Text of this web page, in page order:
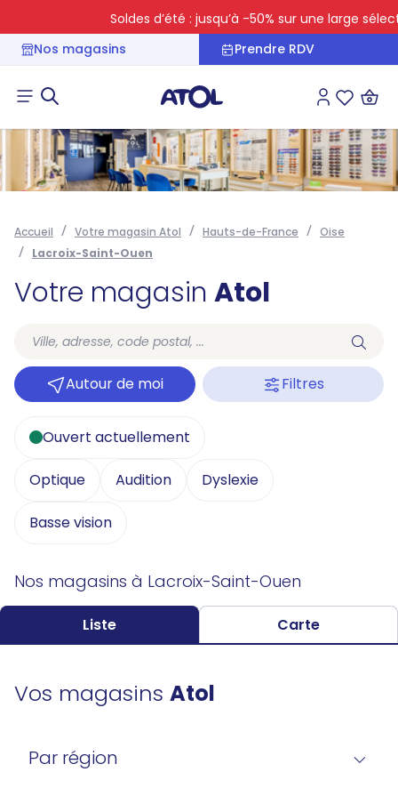
Soldes d’été : jusqu’à -50% sur une large
Nos magasins
Prendre RDV
Connexion
Accueil Votre magasin Atol Hauts-de-France
Oise
Lacroix-Saint-Ouen
Votre magasin Atol
Autour de moi Filtres
Ouvert actuellement
Optique Audition Dyslexie
Basse vision
Nos magasins à Lacroix-Saint-Ouen
Liste Carte
Vos magasins Atol
Par région